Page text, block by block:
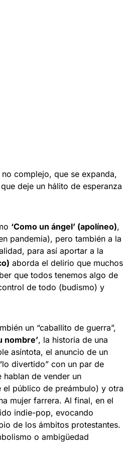
complejo, que se expanda,
deje un hálito de esperanza
‘Como un ángel’ (apolíneo),
pandemia), pero también a la
para así aportar a la
aborda el delirio que muchos
que todos tenemos algo de
de todo (budismo) y
un “caballito de guerra”,
nombre’, la historia de una
asíntota, el anuncio de un
divertido” con un par de
de vender un
el público de preámbulo) y otra
mujer farrera. Al final, en el
indie-pop, evocando
de los ámbitos protestantes.
o ambigüedad